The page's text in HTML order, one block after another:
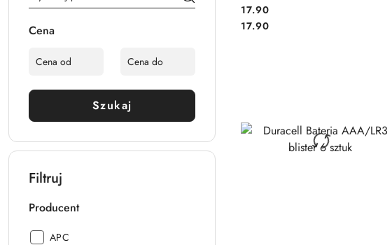
Cena
Szukaj
Filtruj
Producent
Producent:
APC
Cena:
17.90
Cena:
17.90